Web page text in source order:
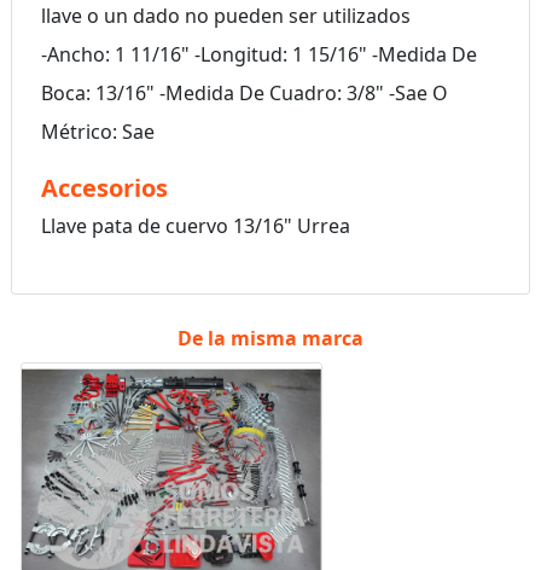
llave o un dado no pueden ser utilizados
-Ancho: 1 11/16" -Longitud: 1 15/16" -Medida De
Boca: 13/16" -Medida De Cuadro: 3/8" -Sae O
Métrico: Sae
Accesorios
Llave pata de cuervo 13/16" Urrea
De la misma marca